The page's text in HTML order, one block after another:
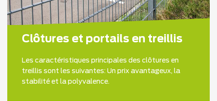
Clôtures et portails en treillis
Les caractéristiques principales des clôtures en
treillis sont les suivantes: Un prix avantageux, la
stabilité et la polyvalence.